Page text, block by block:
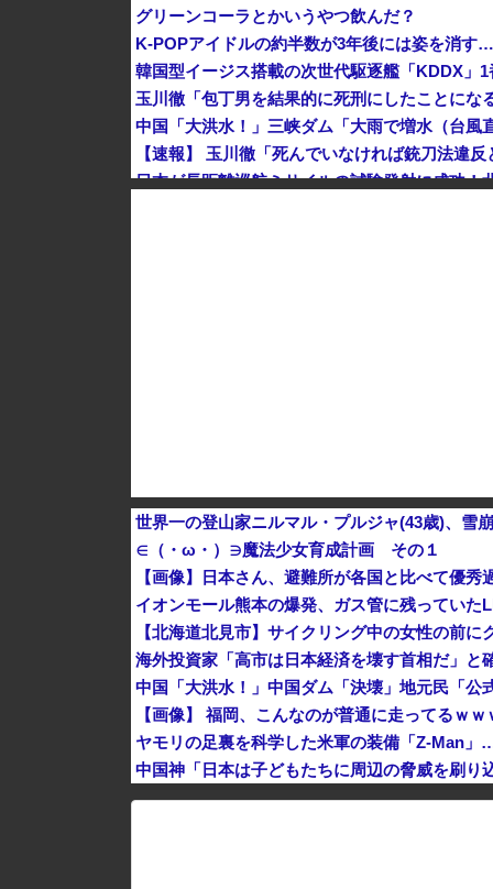
グリーンコーラとかいうやつ飲んだ？
K-POPアイドルの約半数が3年後には姿を消す
韓国型イージス搭載の次世代駆逐艦「KDDX」
玉川徹「包丁男を結果的に死刑にしたことにな
世界一の登山家ニルマル・プルジャ(43歳)、雪
∈（・ω・）∋魔法少女育成計画 その１
【画像】日本さん、避難所が各国と比べて優秀
イオンモール熊本の爆発、ガス管に残ってい
【北海道北見市】サイクリング中の女性の前
海外投資家「高市は日本経済を壊す首相だ」と
【画像】 福岡、こんなのが普通に走ってるｗ
ヤモリの足裏を科学した米軍の装備「Z-Man」
中国神「日本は子どもたちに周辺の脅威を刷り